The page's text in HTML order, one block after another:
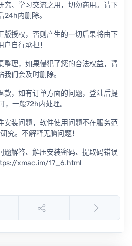
究、学习交流之用，切勿商用。请下
24h内删除。
版授权，否则产生的一切后果将由下
户自行承担！
整理，如果侵犯了您的合法权益，请
我们会及时删除。
款，如有订单方面的问题，登陆后提
，一般72h内处理。
安装问题，软件使用问题不在服务范
究。不解释无脑问题！
题解答、解压安装密码、提取码错误
xmac.im/17_6.html